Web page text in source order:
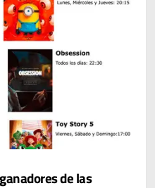
de las